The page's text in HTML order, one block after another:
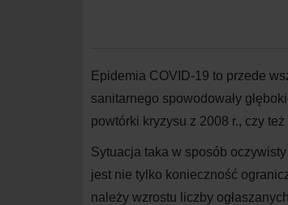
Epidemia COVID-19 to przede
sanitarnego spowodowały
powtórki kryzysu z 2008 r., czy
Sytuacja taka w sposób
jest nie tylko konieczność
należy wzrostu liczby